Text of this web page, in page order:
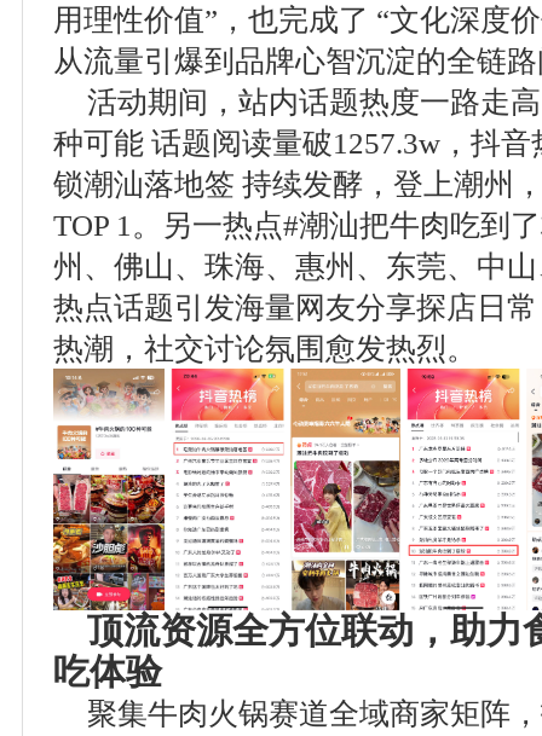
用理性价值”，也完成了 “文化深度
从流量引爆到品牌心智沉淀的全链
活动期间，站内话题热度一路走
种可能 话题阅读量破1257.3w，抖
锁潮汕落地签 持续发酵，登上潮州
TOP 1。另一热点#潮汕把牛肉吃到
州、佛山、珠海、惠州、东莞、中
热点话题引发海量网友分享探店日
热潮，社交讨论氛围愈发热烈。
顶流资源全方位联动，助力
吃体验
聚集牛肉火锅赛道全域商家矩阵